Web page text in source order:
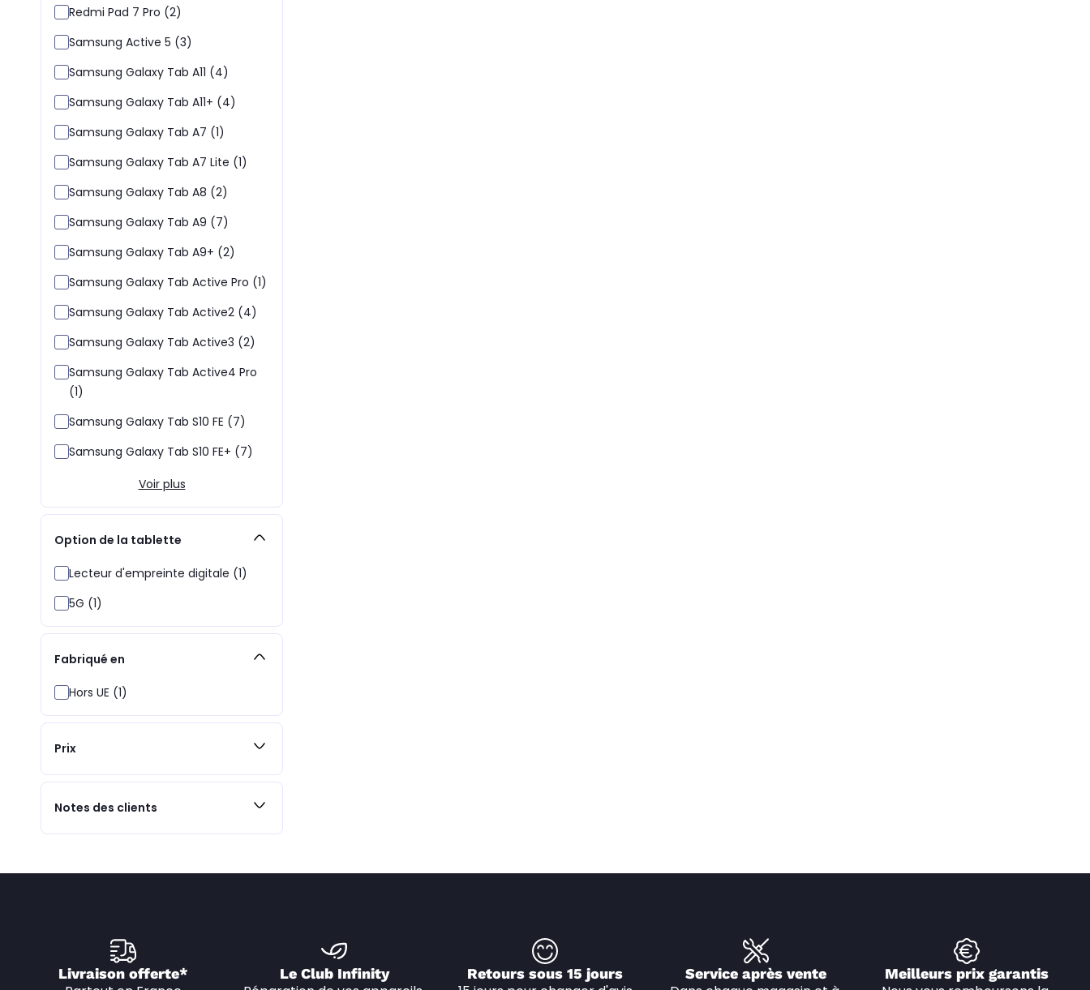
Redmi Pad 7 Pro (2)
Samsung Active 5 (3)
Samsung Galaxy Tab A11 (4)
Samsung Galaxy Tab A11+ (4)
Samsung Galaxy Tab A7 (1)
Samsung Galaxy Tab A7 Lite (1)
Samsung Galaxy Tab A8 (2)
Samsung Galaxy Tab A9 (7)
Samsung Galaxy Tab A9+ (2)
Samsung Galaxy Tab Active Pro (1)
Samsung Galaxy Tab Active2 (4)
Samsung Galaxy Tab Active3 (2)
Samsung Galaxy Tab Active4 Pro
(1)
Samsung Galaxy Tab S10 FE (7)
Samsung Galaxy Tab S10 FE+ (7)
Voir plus
Option de la tablette
Lecteur d'empreinte digitale (1)
5G (1)
Fabriqué en
Hors UE (1)
Prix
Notes des clients
Livraison offerte* Le Club Infinity Retours sous 15 jours Service après vente Meilleurs prix garantis